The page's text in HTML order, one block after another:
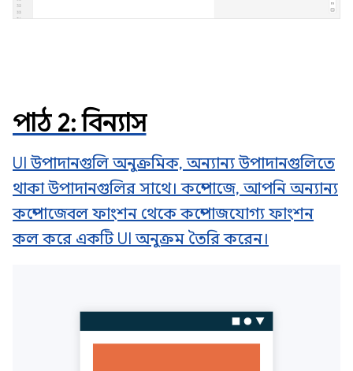
পাঠ 2: বিন্যাস
UI উপাদানগুলি অনুক্রমিক, অন্যান্য উপাদানগুলিতে
থাকা উপাদানগুলির সাথে। কম্পোজে, আপনি অন্যান্য
কম্পোজেবল ফাংশন থেকে কম্পোজযোগ্য ফাংশন
কল করে একটি UI অনুক্রম তৈরি করেন।